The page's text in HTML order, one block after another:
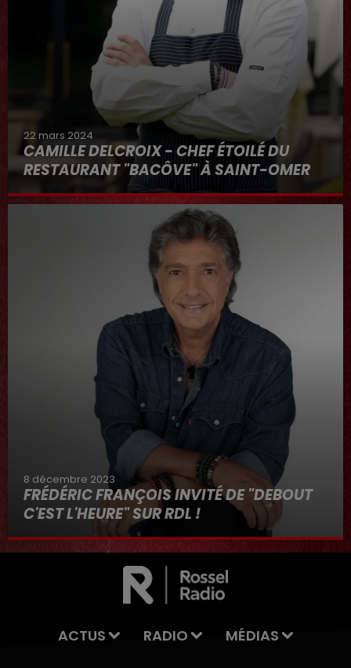
22 mars 2024
CAMILLE DELCROIX - CHEF ÉTOILÉ DU
RESTAURANT "BACÔVE" À SAINT-OMER
Au micro d'Hervé dans "RDL ET VOUS"
8 décembre 2023
FRÉDÉRIC FRANÇOIS INVITÉ DE "DEBOUT
C'EST L'HEURE" SUR RDL !
8 décembre 2023
ACTUS RADIO
MÉDIAS